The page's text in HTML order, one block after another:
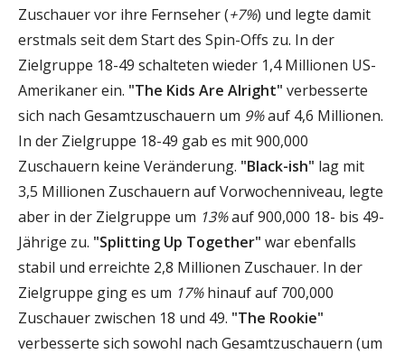
Zuschauer vor ihre Fernseher (+7%) und legte damit
erstmals seit dem Start des Spin-Offs zu. In der
Zielgruppe 18-49 schalteten wieder 1,4 Millionen US-
Amerikaner ein. "The Kids Are Alright" verbesserte
sich nach Gesamtzuschauern um 9%auf 4,6 Millionen.
In der Zielgruppe 18-49 gab es mit 900,000
Zuschauern keine Veränderung. "Black-ish" lag mit
3,5 Millionen Zuschauern auf Vorwochenniveau, legte
aber in der Zielgruppe um 13%auf 900,000 18- bis 49-
Jährige zu. "Splitting Up Together" war ebenfalls
stabil und erreichte 2,8 Millionen Zuschauer. In der
Zielgruppe ging es um 17%hinauf auf 700,000
Zuschauer zwischen 18 und 49. "The Rookie"
verbesserte sich sowohl nach Gesamtzuschauern (um